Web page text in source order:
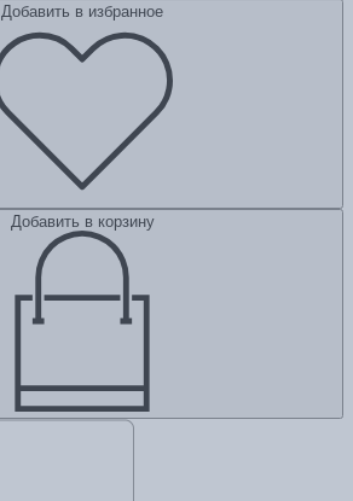
Добавить в избранное
Добавить в корзину